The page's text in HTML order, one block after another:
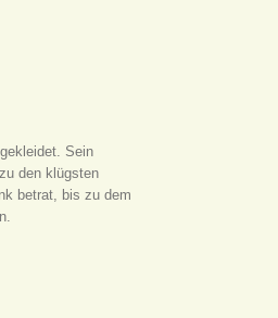
Sein
den klügsten
betrat, bis zu dem